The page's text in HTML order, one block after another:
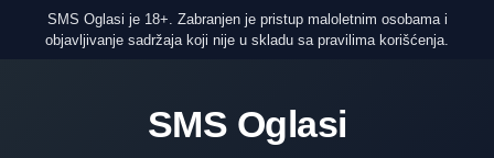
SMS Oglasi je 18+. Zabranjen je pristup maloletnim osobama i
objavljivanje sadržaja koji nije u skladu sa pravilima korišćenja.
SMS Oglasi